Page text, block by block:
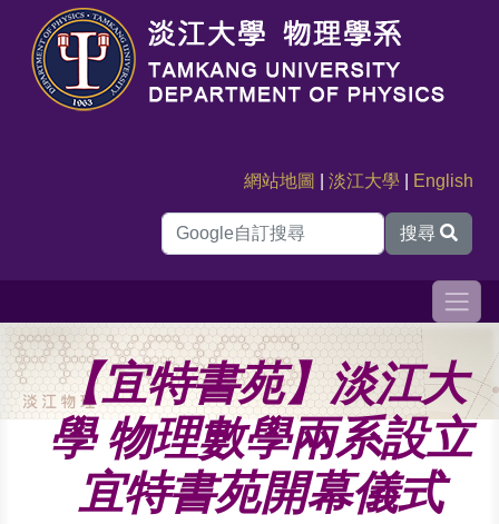
網站地圖 |淡江大學 English
搜尋
【宜特書苑】淡江大
學 物理數學兩系設立
宜特書苑開幕儀式